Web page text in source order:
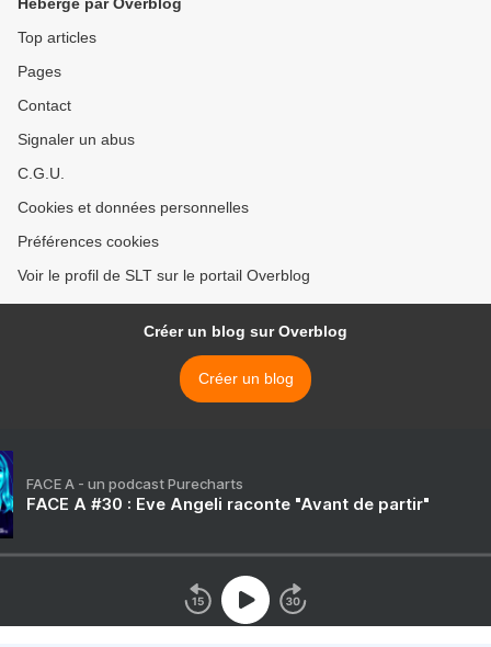
Top articles
Pages
Contact
Signaler un abus
C.G.U.
Cookies et données personnelles
Préférences cookies
Voir le profil de SLT sur le portail Overblog
Créer un blog sur Overblog
Créer un blog
FACE A - un podcast Purecharts
FACE A #30 : Eve Angeli raconte "Avant de partir"